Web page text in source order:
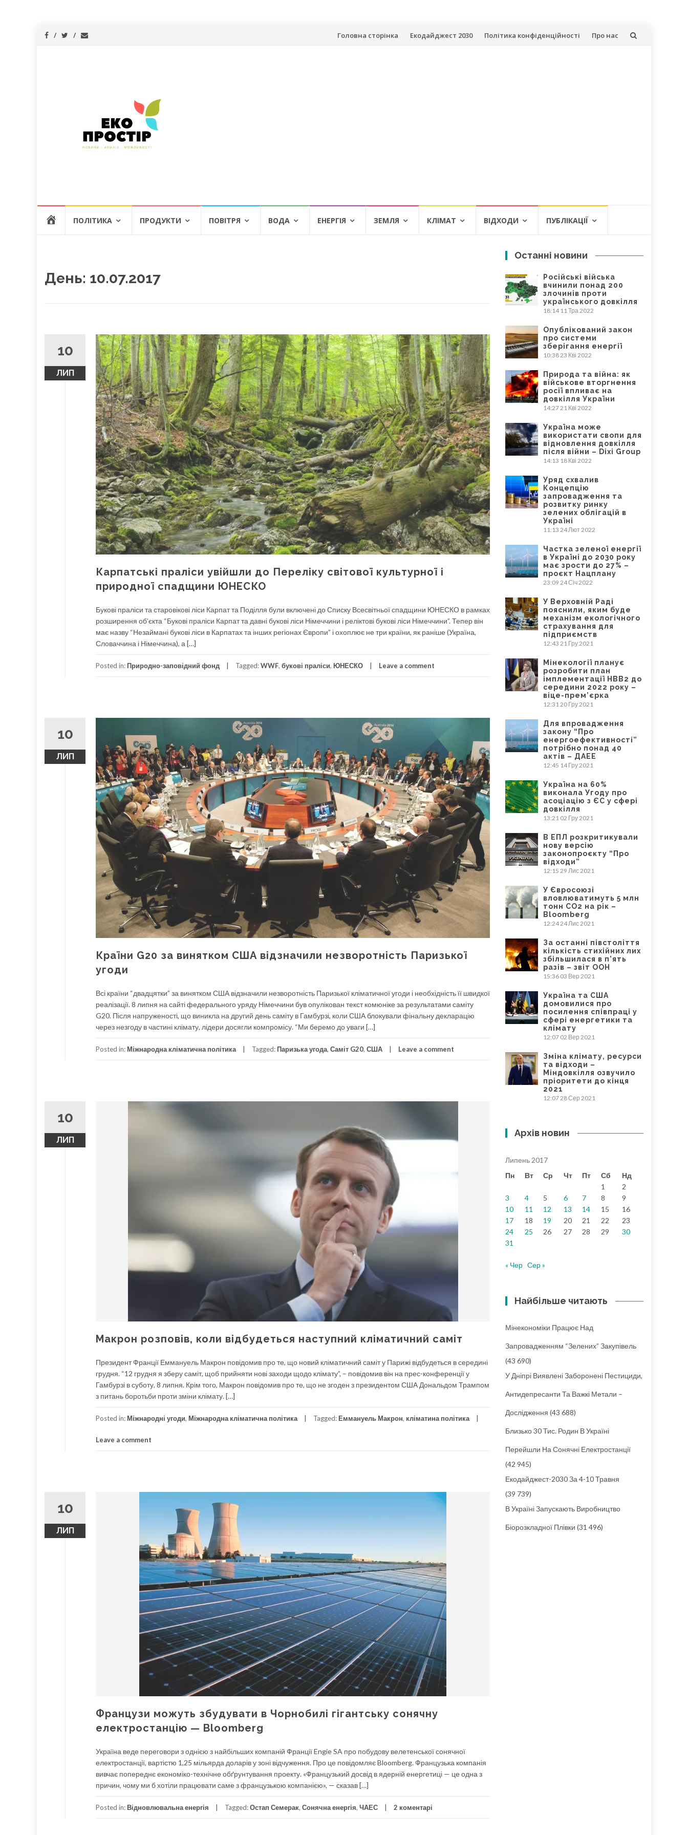
Skip
Головна сторінка Екодайджест 2030 Політика конфіденційності Про нас
А
ПОЛІТИКА ПРОДУКТИ ПОВІТРЯ ВОДА ЕНЕРГІЯ ЗЕМЛЯ КЛІМАТ ВІДХОДИ ПУБЛІКАЦІЇ
День: 10.07.2017
10
ЛИП
Карпатські праліси увійшли до Переліку світової культурної і
природної спадщини ЮНЕСКО
Букові праліси та старовікові ліси Карпат та Поділля були включені до Списку Всесвітньої спадщини ЮНЕСКО в рамках
розширення об’єкта “Букові праліси Карпат та давні букові ліси Німеччини і реліктові букові ліси Німеччини”. Тепер він
має назву “Незаймані букові ліси в Карпатах та інших регіонах Європи” і охоплює не три країни, як раніше (Україна,
Словаччина і Німеччина), а […]
Posted in: Природно-заповідний фонд Tagged:WWF, букові праліси, ЮНЕСКО Leave a comment
10
ЛИП
Країни G20 за винятком США відзначили незворотність Паризької
угоди
Всі країни “двадцятки” за винятком США відзначили незворотність Паризької кліматичної угоди і необхідність її швидкої
реалізації. 8 липня на сайті федерального уряду Німеччини був опулікован текст комюніке за результатами саміту
G20. Після напруженості, що виникла на другий день саміту в Гамбурзі, коли США блокували фінальну декларацію
через незгоду в частині клімату, лідери досягли компромісу. “Ми беремо до уваги […]
Posted in: Міжнародна кліматична політика Tagged: Паризька угода, Саміт G20, США Leave a comment
10
ЛИП
Макрон розповів, коли відбудеться наступний кліматичний саміт
Президент Франції Еммануель Макрон повідомив про те, що новий кліматичний саміт у Парижі відбудеться в середині
грудня. “12 грудня я зберу саміт, щоб прийняти нові заходи щодо клімату”, – повідомив він на прес-конференції у
Гамбурзі в суботу, 8 липня. Крім того, Макрон повідомив про те, що не згоден з президентом США Дональдом Трампом
з питань боротьби проти зміни клімату. […]
Posted in: Міжнародні угоди, Міжнародна кліматична політика Tagged: Еммануель Макрон, кліматина політика
Leave a comment
10
ЛИП
Французи можуть збудувати в Чорнобилі гігантську сонячну
електростанцію — Bloomberg
Україна веде переговори з однією з найбільших компаній Франції Engie SA про побудову велетенської сонячної
електростанції, вартістю 1,25 мільярда доларів у зоні відчуження. Про це повідомляє Bloomberg. Французька компанія
вивчає попереднє економіко-технічне обґрунтування проекту. «Французький досвід в ядерній енергетиці — це одна з
причин, чому ми б хотіли працювати саме з французькою компанією», — сказав […]
Posted in: Відновлювальна енергія Tagged:Остап Семерак, Сонячна енергія, ЧАЕС 2 коментарі
Останні новини
Російські війська
вчинили понад 200
злочинів проти
українського довкілля
18:14 11 Тра 2022
Опублікований закон
про системи
зберігання енергії
10:3823 Кві 2022
Природа та війна: як
військове вторгнення
росії впливає на
довкілля України
14:2721 Кві 2022
Україна може
використати свопи для
відновлення довкілля
після війни – Dixi Group
14:13 18 Кві 2022
Уряд схвалив
Концепцію
запровадження та
розвитку ринку
зелених облігацій в
Україні
11:13 24 Лют 2022
Частка зеленої енергії
в Україні до 2030 року
має зрости до 27% –
проєкт Нацплану
23:09 24 Січ 2022
У Верховній Раді
пояснили, яким буде
механізм екологічного
страхування для
підприємств
12:43 21 Гру 2021
Мінекології планує
розробити план
імплементації НВВ2 до
середини 2022 року –
віце-прем’єрка
12:3120 Гру 2021
Для впровадження
закону “Про
енергоефективності”
потрібно понад 40
актів – ДАЕЕ
12:45 14 Гру 2021
Україна на 60%
виконала Угоду про
асоціацію з ЄС у сфері
довкілля
13:21 02 Гру 2021
В ЕПЛ розкритикували
нову версію
законопроєкту “Про
відходи”
12:15 29 Лис 2021
У Євросоюзі
вловлюватимуть 5 млн
тонн CO2 на рік –
Bloomberg
12:2424 Лис 2021
За останні півстоліття
кількість стихійних лих
збільшилася в п’ять
разів – звіт ООН
15:36 03 Вер 2021
Україна та США
домовилися про
посилення співпраці у
сфері енергетики та
клімату
12:07 02 Вер 2021
Зміна клімату, ресурси
та відходи –
Міндовкілля озвучило
пріоритети до кінця
2021
12:0728 Сер 2021
Архів новин
Липень 2017
Пн
Вт Ср Чт Пт Сб
Нд
1
2
3
4 5 6 7 8
9
10
11 12 13 14 15
16
17
18 19 20 21 22
23
24
25 26 27 28 29
30
31
« Чер Сер »
Найбільше читають
Мінекономіки Працює Над
Запровадженням “зелених” Закупівель
(43 690)
У Дніпрі Виявлені Заборонені Пестициди,
Антидепресанти Та Важкі Метали –
Дослідження (43 688)
Близько 30 Тис. Родин В Україні
Перейшли На Сонячні Електростанції
(42 945)
Екодайджест-2030 За 4-10 Травня
(39 739)
В Україні Запускають Виробництво
Біорозкладної Плівки (31 496)